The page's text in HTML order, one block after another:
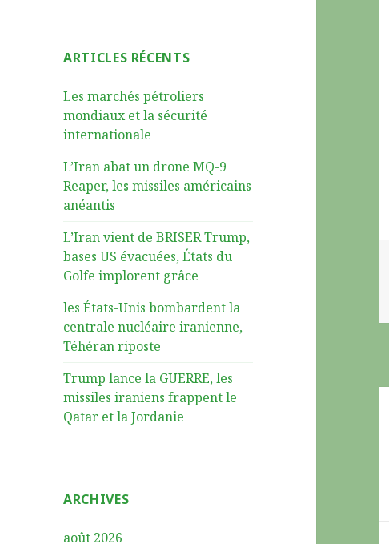
ARTICLES RÉCENTS
Les marchés pétroliers
mondiaux et la sécurité
internationale
L’Iran abat un drone MQ-9
Reaper, les missiles américains
anéantis
L’Iran vient de BRISER Trump,
bases US évacuées, États du
Golfe implorent grâce
les États-Unis bombardent la
centrale nucléaire iranienne,
Téhéran riposte
Trump lance la GUERRE, les
missiles iraniens frappent le
Qatar et la Jordanie
ARCHIVES
août 2026